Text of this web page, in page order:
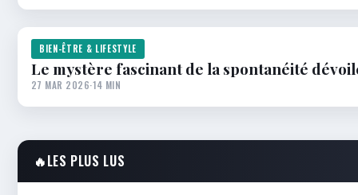
BIEN-ÊTRE & LIFESTYLE
Le mystère fascinant de la spontanéité
27 MAR 2026·14 MIN
🔥LES PLUS LUS